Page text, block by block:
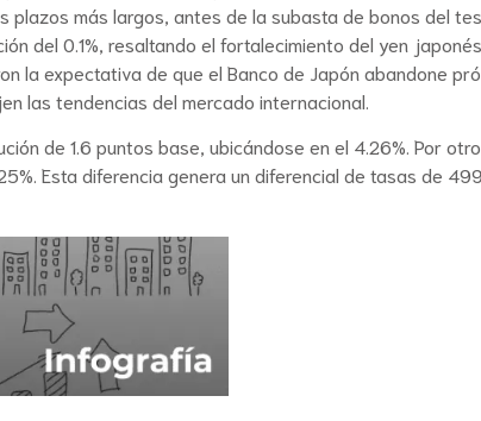
más largos, antes de la subasta de bonos del
del 0.1%, resaltando el fortalecimiento del yen
la expectativa de que el Banco de Japón abandone
las tendencias del mercado internacional.
de 1.6 puntos base, ubicándose en el 4.26%. Por
Esta diferencia genera un diferencial de tasas de